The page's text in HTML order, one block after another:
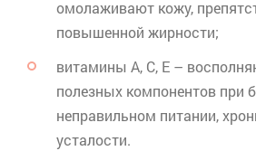
омолаживают кожу,
повышенной жирности;
витамины А, С, Е –
полезных компонентов при
неправильном питании,
усталости.